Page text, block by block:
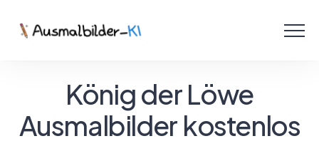
PDF
König der Löwe
Ausmalbilder kostenlos